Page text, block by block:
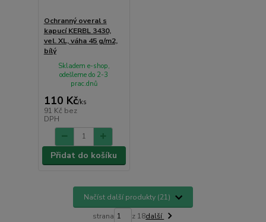
Ochranný overal s
kapucí KERBL 3430,
vel. XL, váha 45 g/m2,
bílý
110 Kč/ks
91 Kč bez
DPH
Skladem e-shop,
odešleme do 2-3
prac.dnů
Přidat do košíku
Načíst další produkty (21)
strana z 18další